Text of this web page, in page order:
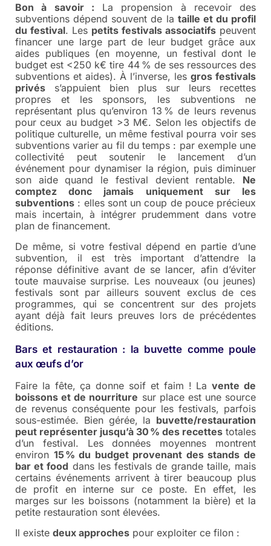
Bon à savoir : La propension à recevoir des
subventions dépend souvent de la taille et du profil
du festival. Les petits festivals associatifs peuvent
financer une large part de leur budget grâce aux
aides publiques (en moyenne, un festival dont le
budget est <250 k€ tire 44 % de ses ressources des
subventions et aides). À l’inverse, les gros festivals
privés s’appuient bien plus sur leurs recettes
propres et les sponsors, les subventions ne
représentant plus qu’environ 13 % de leurs revenus
pour ceux au budget >3 M€. Selon les objectifs de
politique culturelle, un même festival pourra voir ses
subventions varier au fil du temps : par exemple une
collectivité peut soutenir le lancement d’un
événement pour dynamiser la région, puis diminuer
son aide quand le festival devient rentable. Ne
comptez donc jamais uniquement sur les
subventions : elles sont un coup de pouce précieux
mais incertain, à intégrer prudemment dans votre
plan de financement.
De même, si votre festival dépend en partie d’une
subvention, il est très important d’attendre la
réponse définitive avant de se lancer, afin d’éviter
toute mauvaise surprise. Les nouveaux (ou jeunes)
festivals sont par ailleurs souvent exclus de ces
programmes, qui se concentrent sur des projets
ayant déjà fait leurs preuves lors de précédentes
éditions.
Bars et restauration : la buvette comme poule
aux œufs d’or
Faire la fête, ça donne soif et faim ! Lavente de
boissons et de nourriture sur place est une source
de revenus conséquente pour les festivals, parfois
sous-estimée. Bien gérée, la buvette/restauration
peut représenter jusqu’à 30 % des recettes totales
d’un festival. Les données moyennes montrent
environ 15 % du budget provenant des stands de
bar et food dans les festivals de grande taille, mais
certains événements arrivent à tirer beaucoup plus
de profit en interne sur ce poste. En effet, les
marges sur les boissons (notamment la bière) et la
petite restauration sont élevées.
Il existe deux approches pour exploiter ce filon :